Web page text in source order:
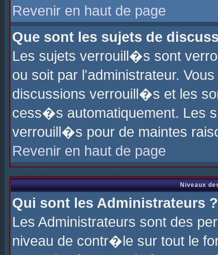
Revenir en haut de page
Que sont les sujets de
Les sujets verrouill�s sont
ou soit par l'administrateur.
discussions verrouill�s et les
cess�s automatiquement. Les
verrouill�s pour de maintes
Revenir en haut de page
Niveaux
Qui sont les Administrateurs ?
Les Administrateurs sont des
niveau de contr�le sur tout le